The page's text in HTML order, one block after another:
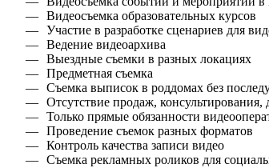
Видеосъемка образовательных курсов
Участие в разработке сценариев для
Ведение видеоархива
Выездные съемки в разных локациях
Предметная съемка
Съемка выписок в роддомах без
Отсутствие продаж, консультирования,
Только прямые обязанности
Проведение съемок разных форматов
Контроль качества записи видео
Съемка рекламных роликов для